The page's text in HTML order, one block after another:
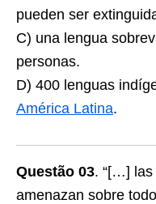
pueden ser
C) una lengua
personas.
D) 400 lenguas
América Latina.
Questão 03. “[…] las
amenazan sobre